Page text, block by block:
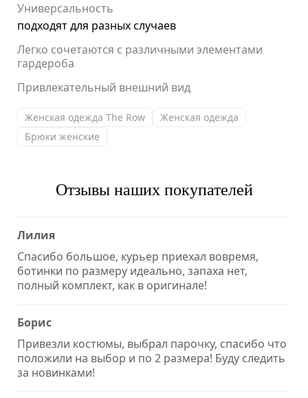
Универсальность
подходят для разных случаев
Легко сочетаются с различными элементами
гардероба
Привлекательный внешний вид
Женская одежда The Row
Женская одежда
Брюки женские
Отзывы наших покупателей
Лилия
Спасибо большое, курьер приехал вовремя,
ботинки по размеру идеально, запаха нет,
полный комплект, как в оригинале!
Борис
Привезли костюмы, выбрал парочку, спасибо что
положили на выбор и по 2 размера! Буду следить
за новинками!